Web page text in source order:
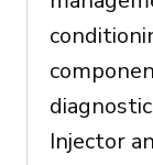
Injector